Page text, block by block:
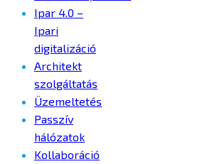
Ipar 4.0 –
Ipari
digitalizáció
Architekt
szolgáltatás
Üzemeltetés
Passzív
hálózatok
Kollaboráció